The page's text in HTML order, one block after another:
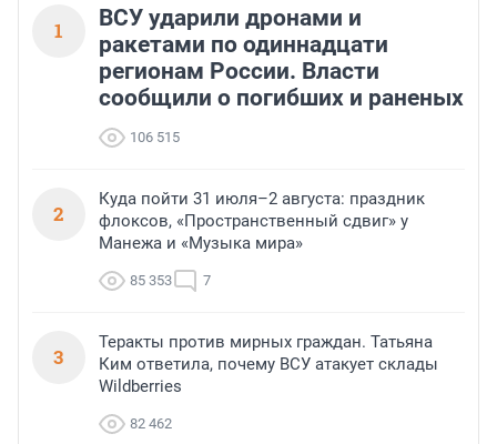
1
ВСУ ударили дронами и
ракетами по одиннадцати
регионам России. Власти
сообщили о погибших и раненых
106 515
2
Куда пойти 31 июля–2 августа: праздник
флоксов, «Пространственный сдвиг» у
Манежа и «Музыка мира»
85 353 7
3
Теракты против мирных граждан. Татьяна
Ким ответила, почему ВСУ атакует склады
Wildberries
82 462